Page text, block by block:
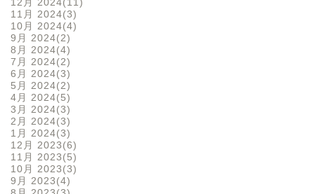
12月 2024 11
11月 2024 3
10月 2024 4
9月 2024 2
8月 2024 4
7月 2024 2
6月 2024 3
5月 2024 2
4月 2024 5
3月 2024 3
2月 2024 3
1月 2024 3
12月 2023 6
11月 2023 5
10月 2023 3
9月 2023 4